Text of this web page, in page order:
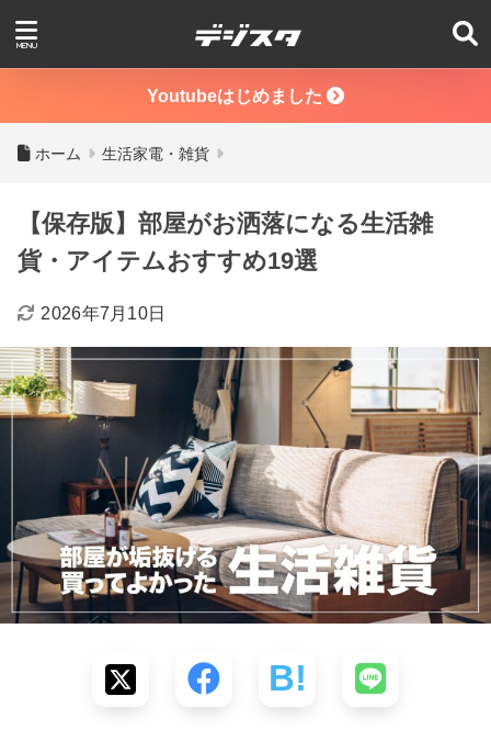
Youtubeはじめました
ホーム 生活家電・雑貨
【保存版】部屋がお洒落になる生活雑
貨・アイテムおすすめ19選
2026年7月10日